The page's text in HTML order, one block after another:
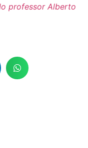
professor Alberto